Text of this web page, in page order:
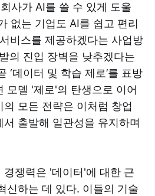
사가 AI를 쓸 수 있게 도울
없는 기업도 AI를 쉽고 편리
비스를 제공하겠다는 사업방
의 진입 장벽을 낮추겠다는
‘데이터 및 학습 제로’를 표방
모델 '제로'의 탄생으로 이어
모든 전략은 이처럼 창업
출발해 일관성을 유지하며
경쟁력은 '데이터'에 대한 근
신하는 데 있다. 이들의 기술